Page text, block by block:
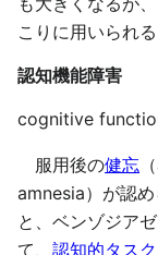
こりに用いられる
認知機能障害
cognitive
服用後の健忘
amnesia）が認
と、ベンゾジア
て、 認知的タスク